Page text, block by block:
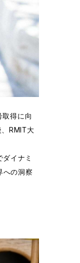
得に向
RMIT大
イナミ
への洞察